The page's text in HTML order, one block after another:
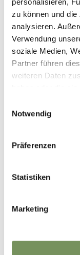
zu können und
analysieren.
Verwendung
soziale Medien,
Partner führen
weiteren Daten
Notwendig
Präferenzen
Statistiken
Marketing
HAUS